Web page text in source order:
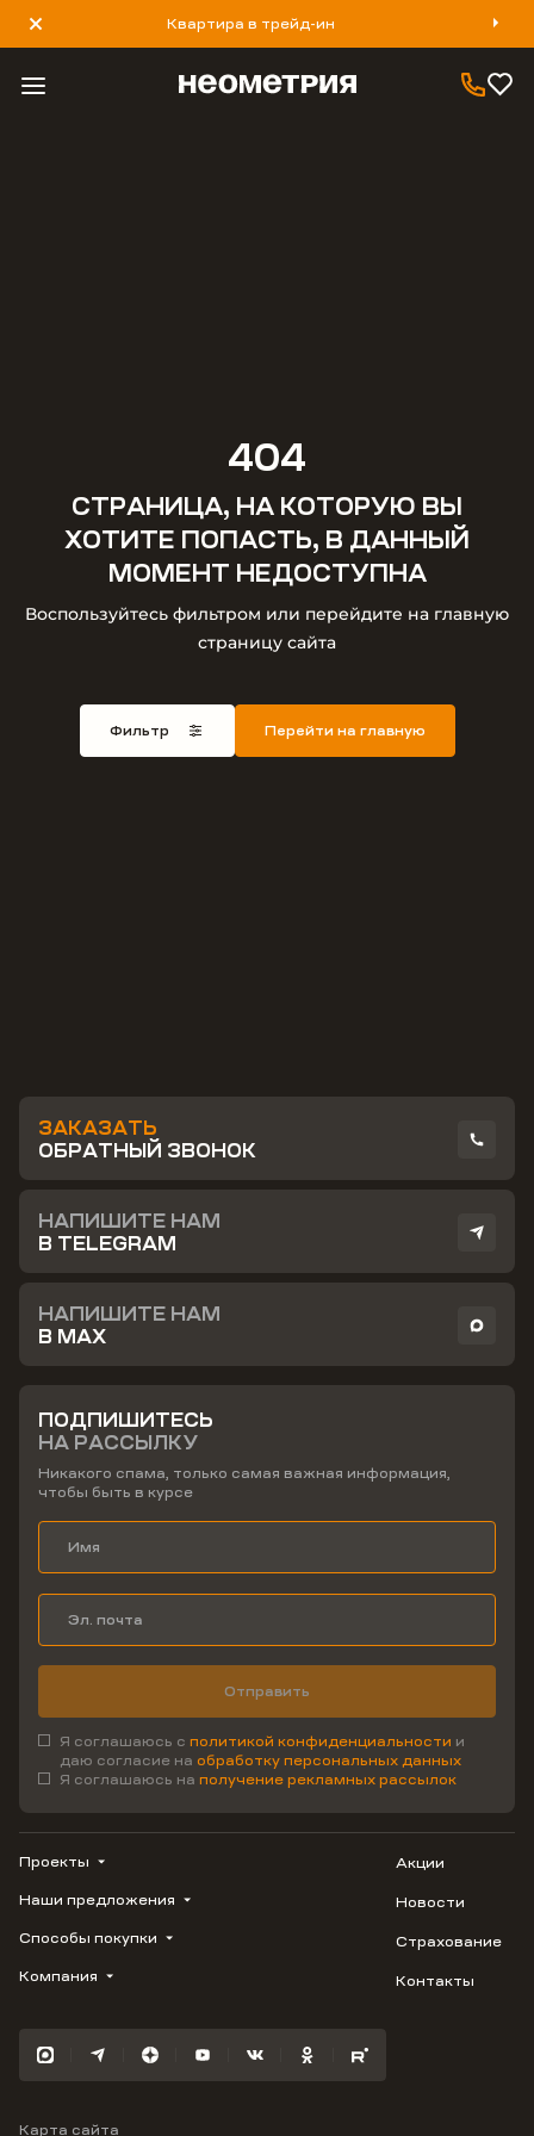
Квартира в трейд-ин
8 800 777 40 93
404
СТРАНИЦА, НА КОТОРУЮ ВЫ
ХОТИТЕ ПОПАСТЬ, В ДАННЫЙ
МОМЕНТ НЕДОСТУПНА
Воспользуйтесь фильтром или перейдите на главную
страницу сайта
Фильтр Перейти на главную
ЗАКАЗАТЬ
ОБРАТНЫЙ ЗВОНОК
НАПИШИТЕ НАМ
В TELEGRAM
НАПИШИТЕ НАМ
В MAX
ПОДПИШИТЕСЬ
НА РАССЫЛКУ
Никакого спама, только самая важная информация,
чтобы быть в курсе
Отправить
Я соглашаюсь с политикой конфиденциальности и
даю согласие на обработку персональных данных
Я соглашаюсь на получение рекламных рассылок
Проекты
ВЕРН
1799
Флора
Наши предложения
Купить квартиру
Студию
3-комнатную
Способы покупки
Трейд-ин
100% оплата
Компания
Карьера
Акции
Новости
Страхование
Контакты
Карта сайта